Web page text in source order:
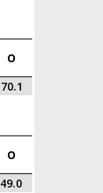
О
70.1
О
49.0